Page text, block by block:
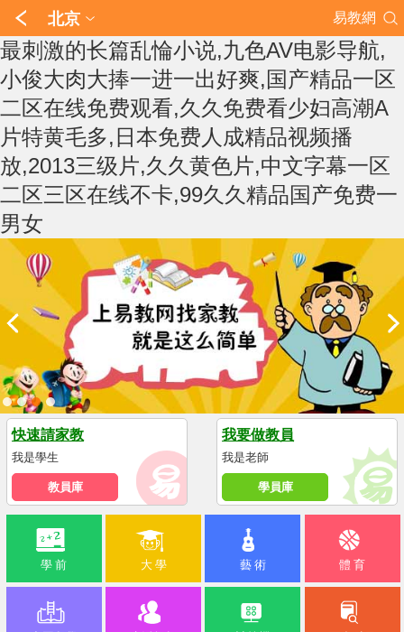
最刺激的长篇乱惀小说,九色AV电影导航,
小俊大肉大捧一进一出好爽,国产精品一区
二区在线免费观看,久久免费看少妇高潮A
片特黄毛多,日本免费人成精品视频播
放,2013三级片,久久黄色片,中文字幕一区
二区三区在线不卡,99久久精品国产免费一
男女
北京 易教網
快速請家教
我是學生
教員庫
我要做教員
我是老師
學員庫
學 前 大 學 藝 術 體 育